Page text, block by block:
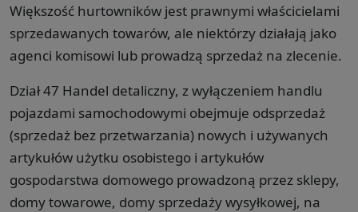
Większość hurtowników jest prawnymi właścicielami
sprzedawanych towarów, ale niektórzy działają jako
agenci komisowi lub prowadzą sprzedaż na zlecenie.
Dział 47 Handel detaliczny, z wyłączeniem handlu
pojazdami samochodowymi obejmuje odsprzedaż
(sprzedaż bez przetwarzania) nowych i używanych
artykułów użytku osobistego i artykułów
gospodarstwa domowego prowadzoną przez sklepy,
domy towarowe, domy sprzedaży wysyłkowej, na